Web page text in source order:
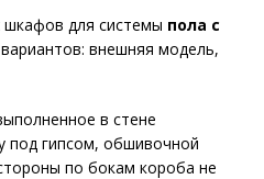
шкафов для системы пола с
внешняя модель,
в стене
под гипсом, обшивочной
по бокам короба не